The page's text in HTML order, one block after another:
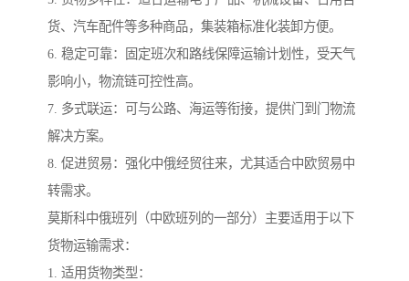
货、汽车配件等多种商品，集装箱标准化装卸方便。
6. 稳定可靠：固定班次和路线保障运输计划性，受天气
影响小，物流链可控性高。
7. 多式联运：可与公路、海运等衔接，提供门到门物流
解决方案。
8. 促进贸易：强化中俄经贸往来，尤其适合中欧贸易中
转需求。
莫斯科中俄班列（中欧班列的一部分）主要适用于以下
货物运输需求：
1. 适用货物类型：